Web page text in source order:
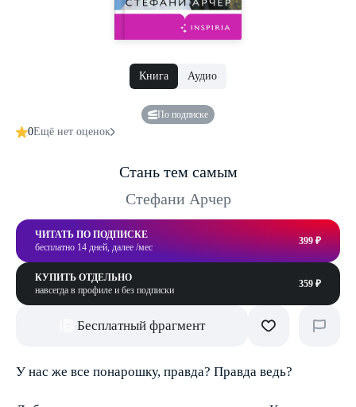
Книга Аудио
По подписке
0Ещё нет оценок
Стань тем самым
Стефани Арчер
ЧИТАТЬ ПО ПОДПИСКЕ
бесплатно 14 дней, далее /мес
399 ₽
КУПИТЬ ОТДЕЛЬНО
навсегда в профиле и без подписки
359 ₽
Бесплатный фрагмент
У нас же все понарошку, правда? Правда ведь?